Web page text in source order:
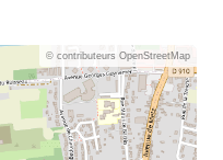
© contributeurs OpenStreetMap